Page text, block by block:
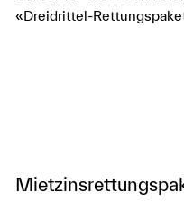
«Dreidrittel-